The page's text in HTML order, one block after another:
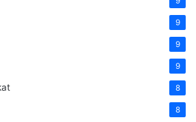
9
9
9
8
8